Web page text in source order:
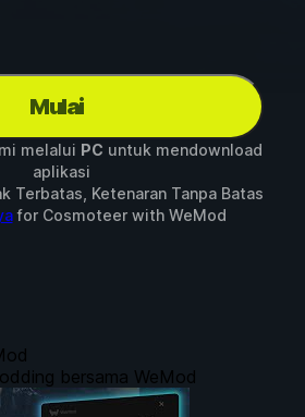
Mulai
melalui PC untuk mendownload
aplikasi
Terbatas, Ketenaran Tanpa Batas
for Cosmoteerwith WeMod
bersama WeMod